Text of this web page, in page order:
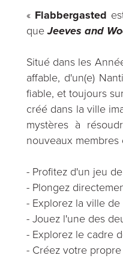
« Flabbergasted
queJeeves and
Situé dans les
affable, d'un(e)
fiable, et toujours
créé dans la ville
mystères à
nouveaux
- Profitez d'un jeu
- Plongez
- Explorez la ville de
- Jouez l'une des
- Explorez le cadre
- Créez votre